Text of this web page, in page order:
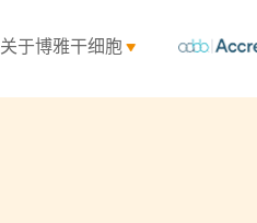
关于博雅干细胞